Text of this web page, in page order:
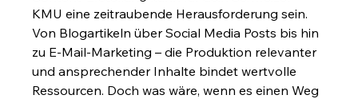
KMU eine zeitraubende Herausforderung sein.
Von Blogartikeln über Social Media Posts bis hin
zu E-Mail-Marketing – die Produktion relevanter
und ansprechender Inhalte bindet wertvolle
Ressourcen. Doch was wäre, wenn es einen Weg